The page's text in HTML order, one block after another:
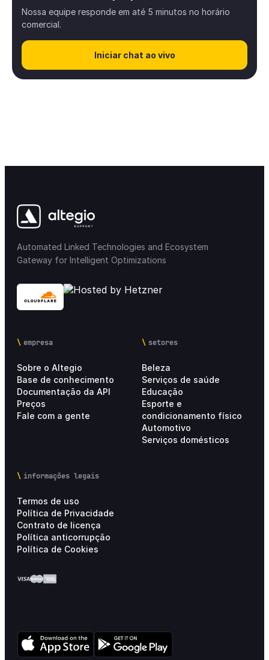
Fidelidade
Configurações da Altegio para Redes
Relatórios Estatísticos 8
Nossa equipe responde em até 5 minutos no horário
comercial.
Iniciar chat ao vivo
Automated Linked Technologies and Ecosystem
Gateway for Intelligent Optimizations
empresa
Sobre o Altegio
Base de conhecimento
Documentação da API
Preços
Fale com a gente
setores
Beleza
Serviços de saúde
Educação
Esporte e
condicionamento físico
Automotivo
Serviços domésticos
informações legais
Termos de uso
Política de Privacidade
Contrato de licença
Política anticorrupção
Política de Cookies